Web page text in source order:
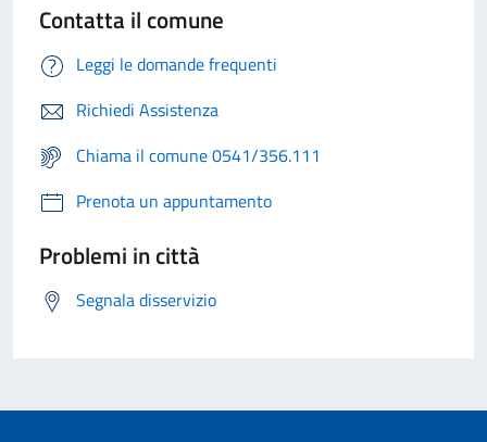
Contatta il comune
Leggi le domande frequenti
Richiedi Assistenza
Chiama il comune 0541/356.111
Prenota un appuntamento
Problemi in città
Segnala disservizio